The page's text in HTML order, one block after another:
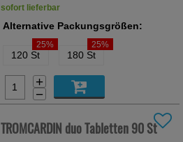
sofort lieferbar
Alternative Packungsgrößen:
120 St
25%
180 St
25%
+
−
TROMCARDIN duo Tabletten90 St